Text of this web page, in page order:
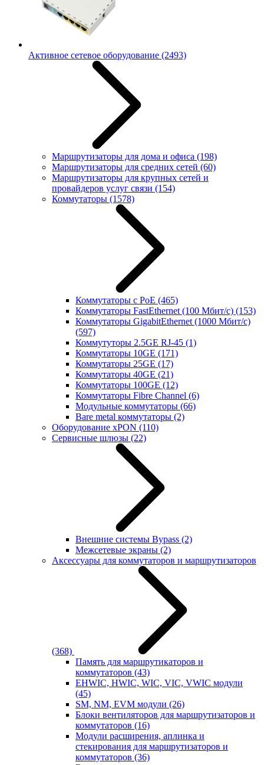
Активное сетевое оборудование (2493)
Маршрутизаторы для дома и офиса (198)
Маршрутизаторы для средних сетей (60)
Маршрутизаторы для крупных сетей и
провайдеров услуг связи (154)
Коммутаторы (1578)
Коммутаторы с PoE (465)
Коммутаторы FastEthernet (100 Мбит/с) (153)
Коммутаторы GigabitEthernet (1000 Мбит/с)
(597)
Коммутуторы 2.5GE RJ-45 (1)
Коммутаторы 10GE (171)
Коммутаторы 25GE (17)
Коммутаторы 40GE (21)
Коммутаторы 100GE (12)
Коммутаторы Fibre Channel (6)
Модульные коммутаторы (66)
Bare metal коммутаторы (2)
Оборудование xPON (110)
Сервисные шлюзы (22)
Внешние системы Bypass (2)
Межсетевые экраны (2)
Аксессуары для коммутаторов и маршрутизаторов
(368)
Память для маршрутикаторов и
коммутаторов (43)
EHWIC, HWIC, WIC, VIC, VWIC модули
(45)
SM, NM, EVM модули (26)
Блоки вентиляторов для маршрутизаторов и
коммутаторов (16)
Модули расширения, аплинка и
стекирования для маршрутизаторов и
коммутаторов (36)